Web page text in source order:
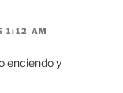
1:12 AM
enciendo y